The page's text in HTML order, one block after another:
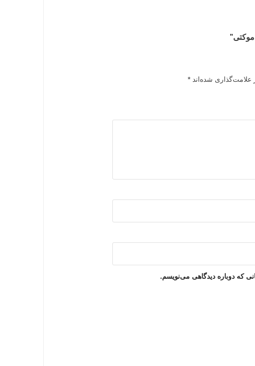
علامت‌گذاری شده‌اند *
که دوباره دیدگاهی می‌نویسم.